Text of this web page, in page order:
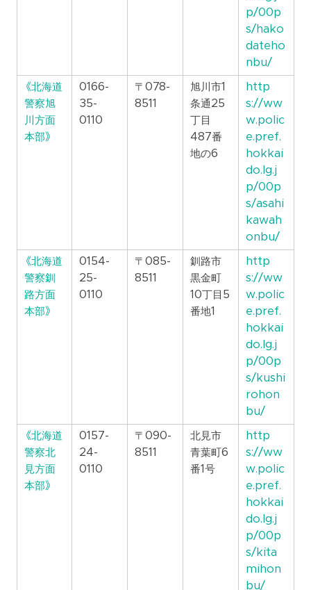
p/00p
s/hako
dateho
nbu/
《北海道
警察旭
川方面
本部》
0166-
35-
0110
〒078-
8511
旭川市1
条通25
丁目
487番
地の6
http
s://ww
w.polic
e.pref.
hokkai
do.lg.j
p/00p
s/asahi
kawah
onbu/
《北海道
警察釧
路方面
本部》
0154-
25-
0110
〒085-
8511
釧路市
黒金町
10丁目5
番地1
http
s://ww
w.polic
e.pref.
hokkai
do.lg.j
p/00p
s/kushi
rohon
bu/
《北海道
警察北
見方面
本部》
0157-
24-
0110
〒090-
8511
北見市
青葉町6
番1号
http
s://ww
w.polic
e.pref.
hokkai
do.lg.j
p/00p
s/kita
mihon
bu/